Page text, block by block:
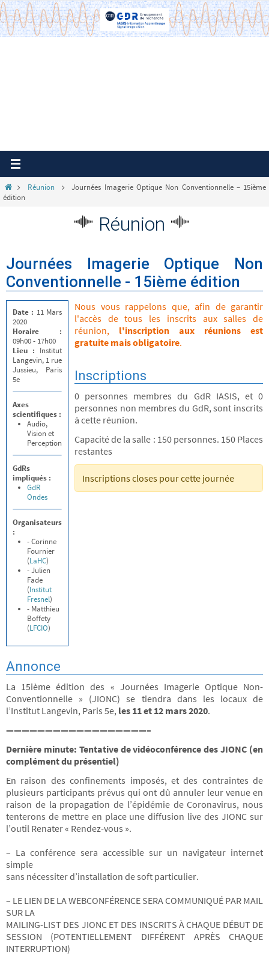
Passer
vers
le
HomeRéunion
Journées Imagerie Optique Non Conventionnelle – 15ième
édition
Réunion
Journées Imagerie Optique Non
Conventionnelle - 15ième édition
Date : 11 Mars
2020
Horaire :
09h00 - 17h00
Lieu : Institut
Langevin, 1 rue
Jussieu, Paris
5e
Axes
scientifiques :
Audio,
Vision et
Perception
GdRs
impliqués :
GdR
Ondes
Organisateurs
:
- Corinne
Fournier
(LaHC)
- Julien
Fade
(Institut
Fresnel)
- Matthieu
Boffety
(LFCIO)
Nous vous rappelons que, afin de garantir
l'accès de tous les inscrits aux salles de
réunion, l'inscription aux réunions est
gratuite mais obligatoire.
Inscriptions
0 personnes membres du GdR IASIS, et 0
personnes non membres du GdR, sont inscrits
à cette réunion.
Capacité de la salle : 150 personnes. 150 Places
restantes
Inscriptions closes pour cette journée
Annonce
La 15ième édition des « Journées Imagerie Optique Non-
Conventionnelle » (JIONC) se tiendra dans les locaux de
l’Institut Langevin, Paris 5e, les 11 et 12 mars 2020.
——————————————————–
Dernière minute: Tentative de vidéoconférence des JIONC (en
complément du présentiel)
En raison des confinements imposés, et des contraintes de
plusieurs participants prévus qui ont dû annuler leur venue en
raison de la propagation de l’épidémie de Coronavirus, nous
tenterons de mettre en place une diffusion live des JIONC sur
l’outil Renater « Rendez-vous ».
– La conférence sera accessible sur un navigateur internet
simple
sans nécessiter d’installation de soft particulier.
– LE LIEN DE LA WEBCONFÉRENCE SERA COMMUNIQUÉ PAR MAIL
SUR LA
MAILING-LIST DES JIONC ET DES INSCRITS À CHAQUE DÉBUT DE
SESSION (POTENTIELLEMENT DIFFÉRENT APRÈS CHAQUE
INTERRUPTION)